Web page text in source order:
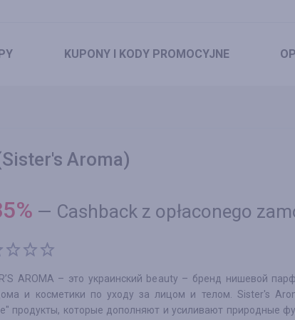
KUPONYI KODY PROMOCYJNE
Aroma)
% — Cashback z opłaconego
AROMA – это украинский beauty – бренд нишевой
и косметики по уходу за лицом и телом. Sister's
продукты, которые дополняют и усиливают природные